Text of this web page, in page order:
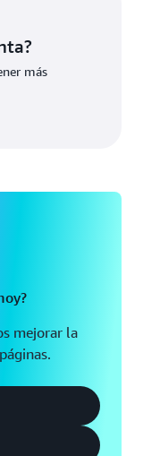
más
mejorar la